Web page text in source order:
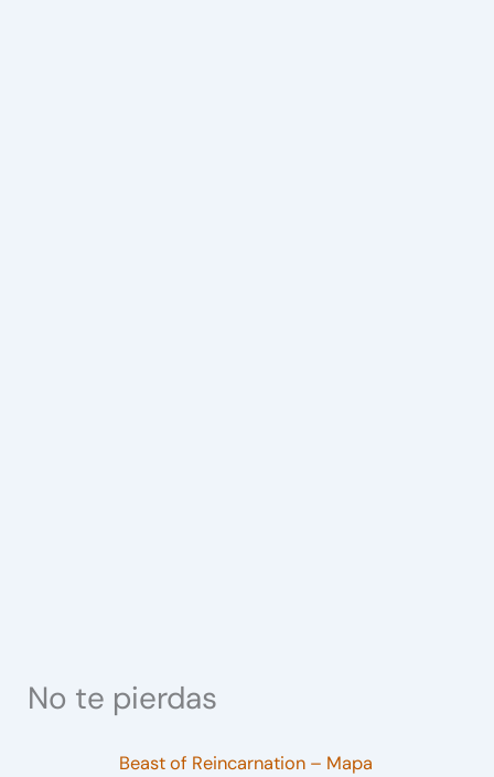
No te pierdas
Beast of Reincarnation – Mapa